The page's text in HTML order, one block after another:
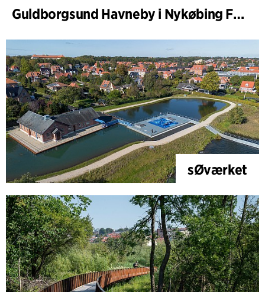
Guldborgsund Havneby i Nykøbing Falster
sØværket